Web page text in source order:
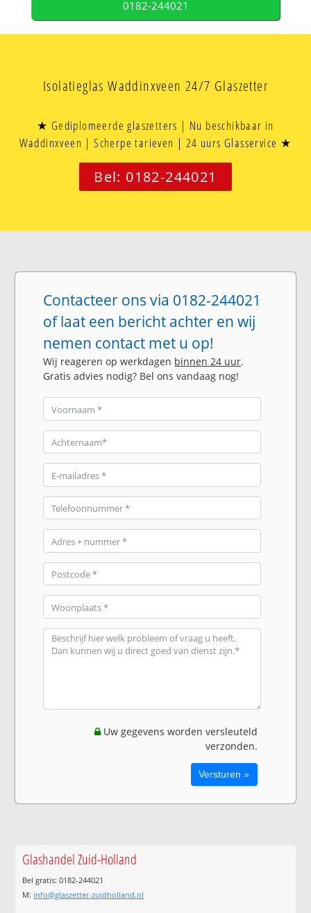
0182-244021
Isolatieglas Waddinxveen 24/7 Glaszetter
★ Gediplomeerde glaszetters | Nu beschikbaar in
Waddinxveen | Scherpe tarieven | 24 uurs Glasservice ★
Bel: 0182-244021
Contacteer ons via 0182-244021
of laat een bericht achter en wij
nemen contact met u op!
Wij reageren op werkdagen binnen 24 uur.
Gratis advies nodig? Bel ons vandaag nog!
Uw gegevens worden versleuteld
verzonden.
Glashandel Zuid-Holland
Bel gratis: 0182-244021
M: info@glaszetter-zuidholland.nl